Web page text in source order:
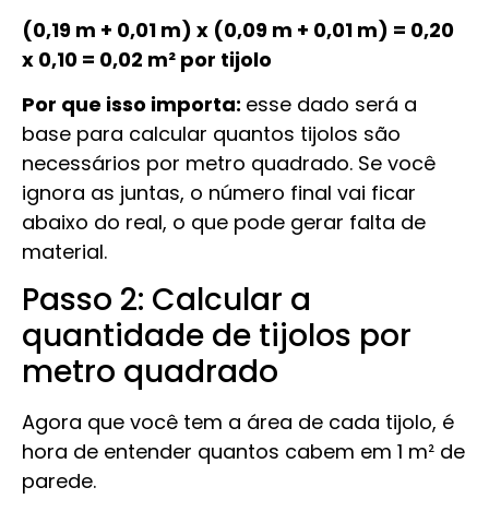
(0,19 m + 0,01 m) x (0,09 m + 0,01 m) = 0,20
x 0,10 = 0,02 m² por tijolo
Por que isso importa: esse dado será a
base para calcular quantos tijolos são
necessários por metro quadrado. Se você
ignora as juntas, o número final vai ficar
abaixo do real, o que pode gerar falta de
material.
Passo 2: Calcular a
quantidade de tijolos por
metro quadrado
Agora que você tem a área de cada tijolo, é
hora de entender quantos cabem em 1 m² de
parede.